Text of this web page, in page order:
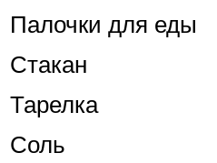
Палочки для еды
Стакан
Тарелка
Соль